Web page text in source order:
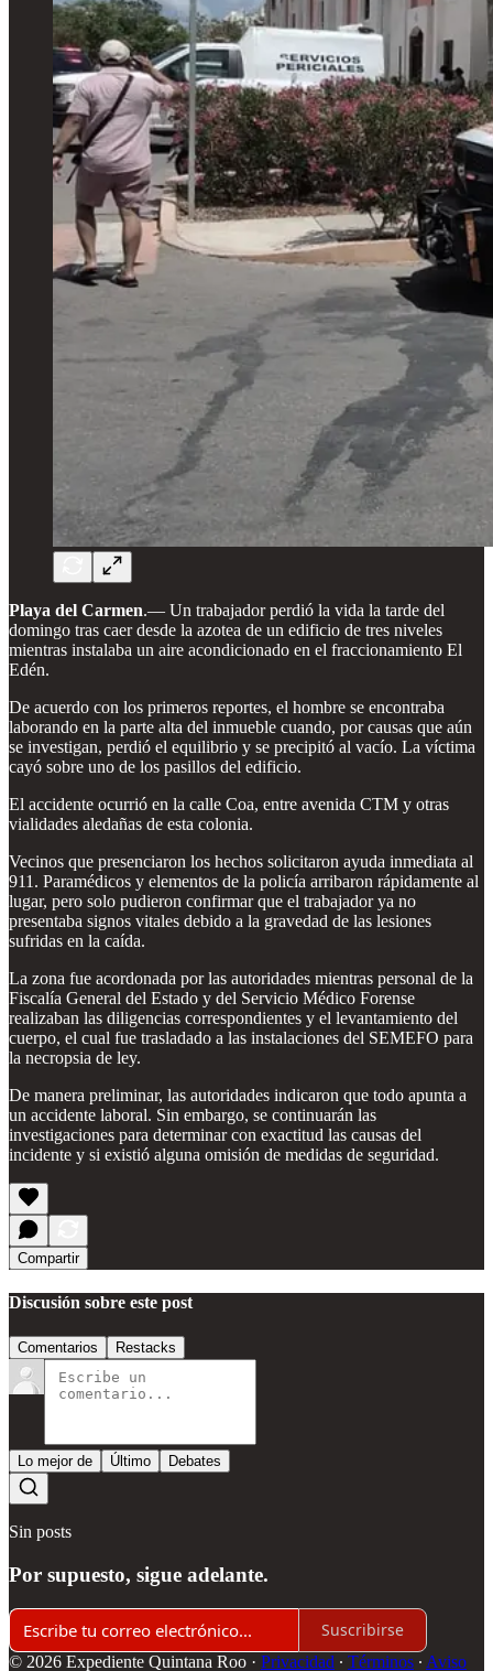
Playa del Carmen.— Un trabajador perdió la vida la tarde del
domingo tras caer desde la azotea de un edificio de tres niveles
mientras instalaba un aire acondicionado en el fraccionamiento El
Edén.
De acuerdo con los primeros reportes, el hombre se encontraba
laborando en la parte alta del inmueble cuando, por causas que aún
se investigan, perdió el equilibrio y se precipitó al vacío. La víctima
cayó sobre uno de los pasillos del edificio.
El accidente ocurrió en la calle Coa, entre avenida CTM y otras
vialidades aledañas de esta colonia.
Vecinos que presenciaron los hechos solicitaron ayuda inmediata al
911. Paramédicos y elementos de la policía arribaron rápidamente al
lugar, pero solo pudieron confirmar que el trabajador ya no
presentaba signos vitales debido a la gravedad de las lesiones
sufridas en la caída.
La zona fue acordonada por las autoridades mientras personal de la
Fiscalía General del Estado y del Servicio Médico Forense
realizaban las diligencias correspondientes y el levantamiento del
cuerpo, el cual fue trasladado a las instalaciones del SEMEFO para
la necropsia de ley.
De manera preliminar, las autoridades indicaron que todo apunta a
un accidente laboral. Sin embargo, se continuarán las
investigaciones para determinar con exactitud las causas del
incidente y si existió alguna omisión de medidas de seguridad.
Compartir
Discusión sobre este post
Comentarios Restacks
Lo mejor de Último Debates
Sin posts
Por supuesto, sigue adelante.
Suscribirse
© 2026 Expediente Quintana Roo · Privacidad ∙ Términos ∙ Aviso